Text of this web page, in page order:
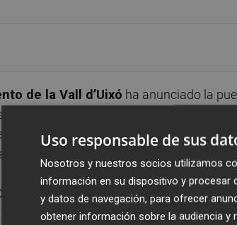
de la Vall d’Uixó ha anunciado la
jardines al cambio climático, una
con el objetivo de renovar y actualizar
necesidades actuales de la
nueva plaza de la calle Balmes, un
y Poeta Llorente que ha sido
y niñas, y que incorpora juegos
Uso responsable de sus
Nosotros y nuestros socios utilizamos
información en su dispositivo y procesar
y datos de navegación, para ofrecer
obtener información sobre la audiencia y